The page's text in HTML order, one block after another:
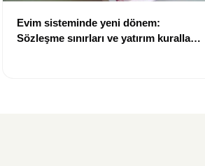
Evim sisteminde yeni dönem:
Sözleşme sınırları ve yatırım kuralları